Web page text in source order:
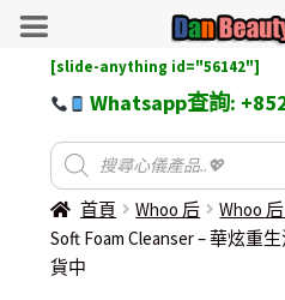
[slide-anything id="56142"]
Whatsapp查詢:
首頁 Whoo 后 Whoo
Soft Foam Cleanser – 華炫重
貨中